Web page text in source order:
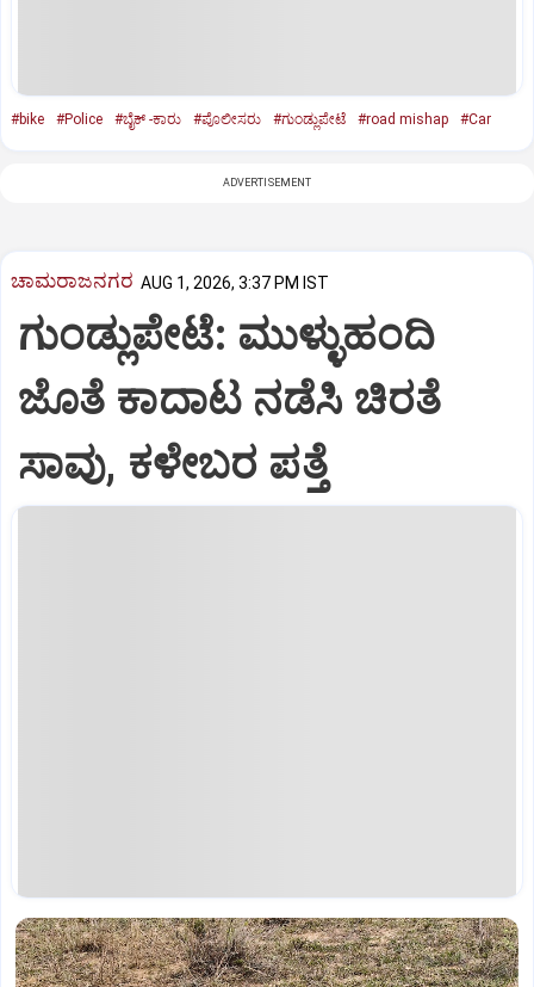
#bike #Police #ಬೈಕ್‌ -ಕಾರು #ಪೊಲೀಸರು #ಗುಂಡ್ಲುಪೇಟೆ #road mishap #Car
ADVERTISEMENT
ಚಾಮರಾಜನಗರ AUG 1, 2026, 3:37 PM IST
ಗುಂಡ್ಲುಪೇಟೆ: ಮುಳ್ಳುಹಂದಿ
ಜೊತೆ ಕಾದಾಟ ನಡೆಸಿ ಚಿರತೆ
ಸಾವು, ಕಳೇಬರ ಪತ್ತೆ